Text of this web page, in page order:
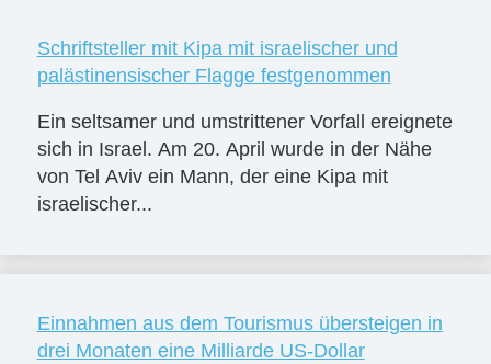
Schriftsteller mit Kipa mit israelischer und
palästinensischer Flagge festgenommen
Ein seltsamer und umstrittener Vorfall ereignete
sich in Israel. Am 20. April wurde in der Nähe
von Tel Aviv ein Mann, der eine Kipa mit
israelischer...
Einnahmen aus dem Tourismus übersteigen in
drei Monaten eine Milliarde US-Dollar